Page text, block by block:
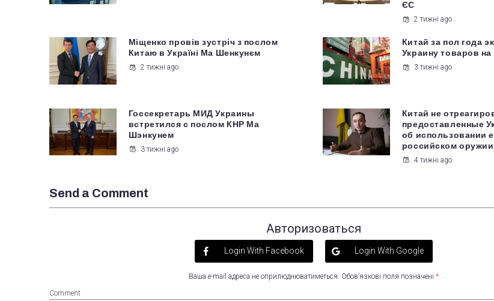
ЄС
2 тижні ago
Міщенко провів зустріч з послом
Китаю в Україні Ма Шенкунєм
2 тижні ago
Китай за пол года
Украину товаров
3 тижні ago
Госсекретарь МИД Украины
встретился с послом КНР Ма
Шэнкунем
3 тижні ago
Китай не
предоставленные
об использовании
российском
4 тижні ago
Send a Comment
Авторизоваться
Login With Facebook Login With Google
Ваша e-mail адреса не оприлюднюватиметься. Обов’язкові поля позначені *
Comment